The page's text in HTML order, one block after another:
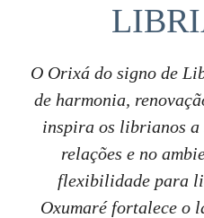
O Orixá do signo de
de harmonia,
inspira os librianos
relações e no
flexibilidade para
Oxumaré fortalece o